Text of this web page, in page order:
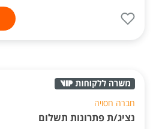
חברה חסויה
נציג/ת פתרונות תשלום